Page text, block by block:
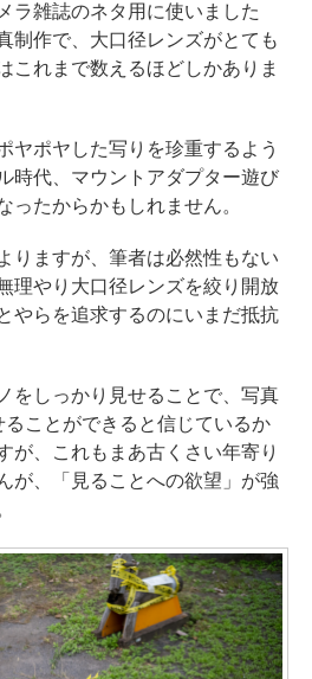
ラ雑誌のネタ用に使いました
制作で、大口径レンズがとても
これまで数えるほどしかありま
ヤポヤした写りを珍重するよう
時代、マウントアダプター遊び
ったからかもしれません。
りますが、筆者は必然性もない
理やり大口径レンズを絞り開放
やらを追求するのにいまだ抵抗
をしっかり見せることで、写真
ことができると信じているか
が、これもまあ古くさい年寄り
が、「見ることへの欲望」が強